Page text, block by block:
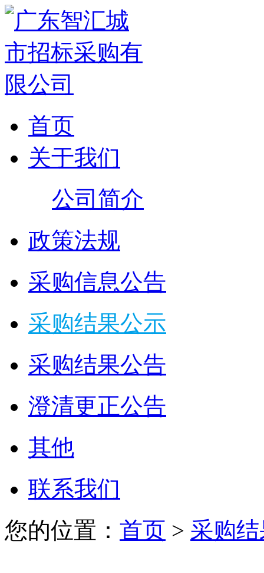
首页
关于我们
公司简介
政策法规
采购信息公告
采购结果公示
采购结果公告
澄清更正公告
其他
联系我们
您的位置： 首页 > 采购